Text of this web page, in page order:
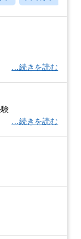
…続きを読む
…続きを読む